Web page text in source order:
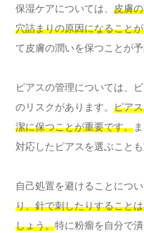
保湿ケアについては、 皮膚
穴詰まりの原因になること
て皮膚の潤いを保つことが予
ピアスの管理については、
のリスクがあります。 ピア
潔に保つことが重要です。
対応したピアスを選ぶことも
自己処置を避けることについ
り、針で刺したりすること
しょう。特に粉瘤を自分で